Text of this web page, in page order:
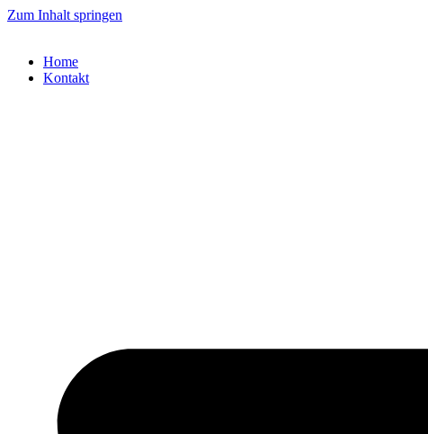
Zum Inhalt springen
Home
Kontakt